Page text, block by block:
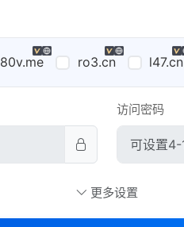
80v.me ro3.cn l47.cn
访问密码
平台设置
iOS
更多设置